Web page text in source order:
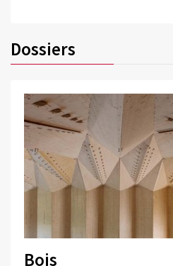
Dossiers
Bois